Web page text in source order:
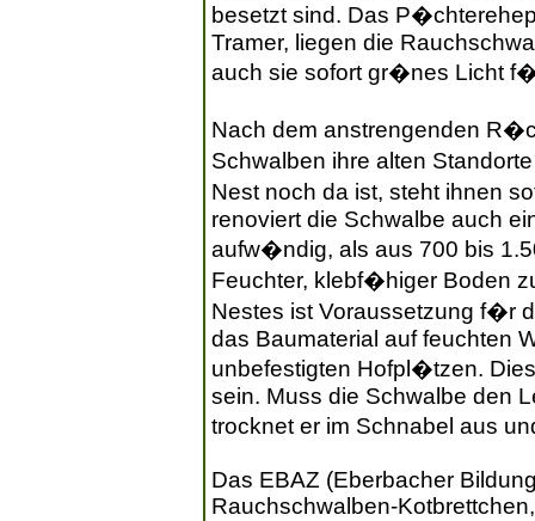
besetzt sind. Das
Tramer, liegen die
auch sie sofort gr�nes Licht
Nach dem anstrengenden
Schwalben ihre alten
Nest noch da ist, steht ihnen
renoviert die Schwalbe auch
aufw�ndig, als aus 700 bis
Feuchter, klebf�higer Boden
Nestes ist Voraussetzung f�r
das Baumaterial auf feuchten
unbefestigten Hofpl�tzen.
sein. Muss die Schwalbe den
trocknet er im Schnabel aus
Das EBAZ (Eberbacher
Rauchschwalben-